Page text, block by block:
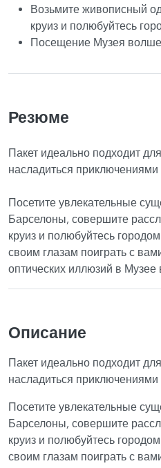
Возьмите живописный
круиз и полюбуйтесь
Посещение Музея
Резюме
Пакет идеально подходит
насладиться
Посетите увлекательные
Барселоны, совершите
круиз и полюбуйтесь
своим глазам поиграть с
оптических иллюзий в
Описание
Пакет идеально подходит
насладиться
Посетите увлекательные
Барселоны, совершите
круиз и полюбуйтесь
своим глазам поиграть с